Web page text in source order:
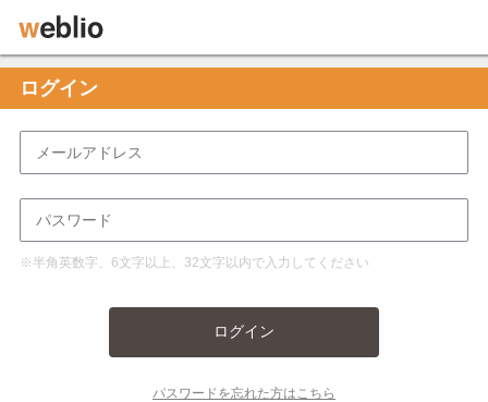
ログイン
※半角英数字、6文字以上、32文字以内で入力してください
ログイン
パスワードを忘れた方はこちら